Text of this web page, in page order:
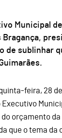
Municipal
de sublinhar
feira, 28
Executivo
orçamento da
que o tema da